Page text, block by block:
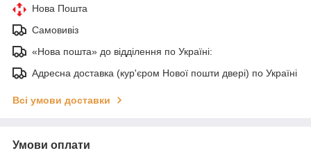
Нова Пошта
Самовивіз
«Нова пошта» до відділення по Україні:
Адресна доставка (кур'єром Нової пошти двері) по Україні
Всі умови доставки
Умови оплати